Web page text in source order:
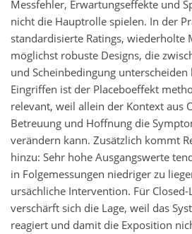
Messfehler, Erwartungseffekte und
nicht die Hauptrolle spielen. In der
standardisierte Ratings, wiederholte
möglichst robuste Designs, die
und Scheinbedingung unterscheiden
Eingriffen ist der Placeboeffekt
relevant, weil allein der Kontext aus
Betreuung und Hoffnung die
verändern kann. Zusätzlich kommt
hinzu: Sehr hohe Ausgangswerte
in Folgemessungen niedriger zu
ursächliche Intervention. Für
verschärft sich die Lage, weil das
reagiert und damit die Exposition